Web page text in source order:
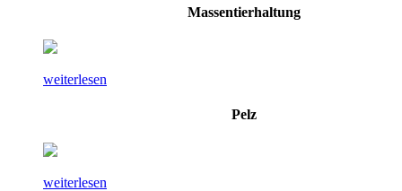
Massentierhaltung
weiterlesen
Pelz
weiterlesen